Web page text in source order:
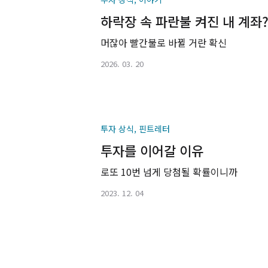
하락장 속 파란불 켜진 내 계좌?
머잖아 빨간불로 바뀔 거란 확신
2026. 03. 20
투자 상식, 핀트레터
투자를 이어갈 이유
로또 10번 넘게 당첨될 확률이니까
2023. 12. 04